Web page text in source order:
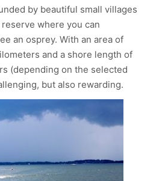
by beautiful small villages
where you can
an osprey. With an area of
and a shore length of
(depending on the selected
but also rewarding.